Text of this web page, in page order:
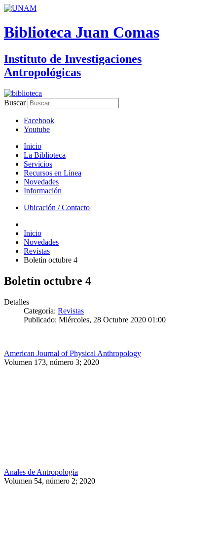
Biblioteca Juan Comas
Instituto de Investigaciones
Antropológicas
Buscar
Facebook
Youtube
Inicio
La Biblioteca
Servicios
Recursos en Línea
Novedades
Información
Ubicación / Contacto
Inicio
Novedades
Revistas
Boletín octubre 4
Boletín octubre 4
Detalles
Categoría: Revistas
Publicado: Miércoles, 28 Octubre 2020 01:00
American Journal of Physical Anthropology
Volumen 173, número 3; 2020
Anales de Antropología
Volumen 54, número 2; 2020